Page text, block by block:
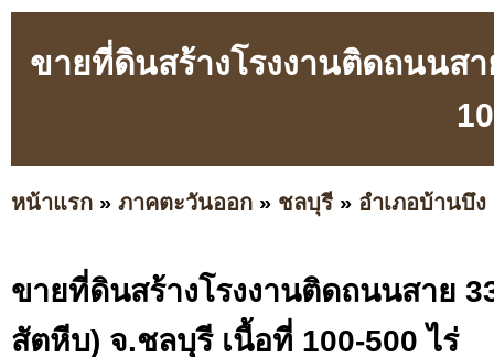
ขายที่ดินสร้างโรงงานติดถนนสา
หน้าแรก » ภาคตะวันออก » ชลบุรี » อำเภอบ้านบึง
ขายที่ดินสร้างโรงงานติดถนนสาย
สัตหีบ) จ.ชลบุรี เนื้อที่ 100-500 ไร่